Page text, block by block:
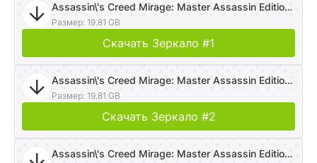
Assassin\'s Creed Mirage: Master Assassin Edition [v 1.0.6 Debug + DLCs] (2023) PC | RePack от dixen18
Размер: 19.81 GB
Скачать Зеркало #1
Assassin\'s Creed Mirage: Master Assassin Edition [v 1.0.6 Debug + DLCs] (2023) PC | RePack от dixen18
Размер: 19.81 GB
Скачать Зеркало #2
Assassin\'s Creed Mirage: Master Assassin Edition [v 1.0.6 Debug + DLCs] (2023) PC | RePack от dixen18